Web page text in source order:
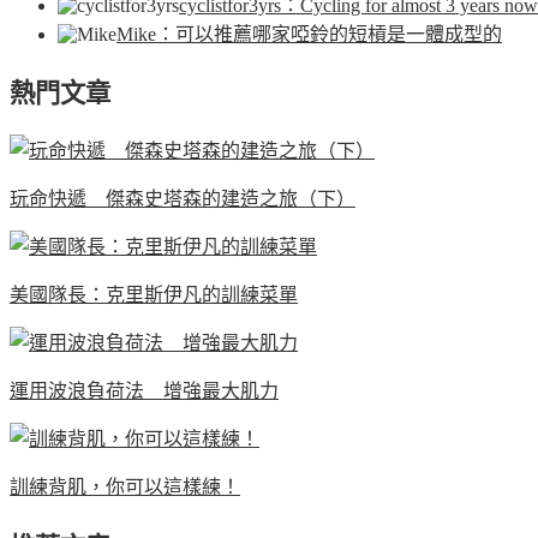
cyclistfor3yrs ：Cycling for almost 3 years
Mike ：可以推薦哪家啞鈴的短槓是一體成型的
熱門文章
玩命快遞 傑森史塔森的建造之旅（下）
美國隊長：克里斯伊凡的訓練菜單
運用波浪負荷法 增強最大肌力
訓練背肌，你可以這樣練！